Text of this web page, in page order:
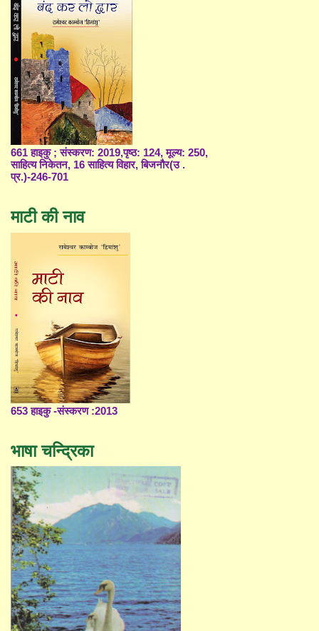
661 हाइकु ; संस्करण: 2019,पृष्ठ: 124, मूल्य: 250,
साहित्य निकेतन, 16 साहित्य विहार, बिजनौर(उ .
प्र.)-246-701
माटी की नाव
653 हाइकु -संस्करण :2013
भाषा चन्द्रिका